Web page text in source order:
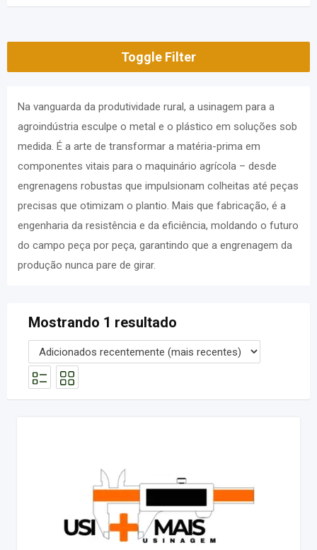
Toggle Filter
Na vanguarda da produtividade rural, a usinagem para a
agroindústria esculpe o metal e o plástico em soluções sob
medida. É a arte de transformar a matéria-prima em
componentes vitais para o maquinário agrícola – desde
engrenagens robustas que impulsionam colheitas até peças
precisas que otimizam o plantio. Mais que fabricação, é a
engenharia da resistência e da eficiência, moldando o futuro
do campo peça por peça, garantindo que a engrenagem da
produção nunca pare de girar.
Mostrando 1 resultado